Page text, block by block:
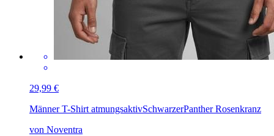
29,99 €
Männer T-Shirt atmungsaktivSchwarzerPanther Rosenkranz
von Noventra